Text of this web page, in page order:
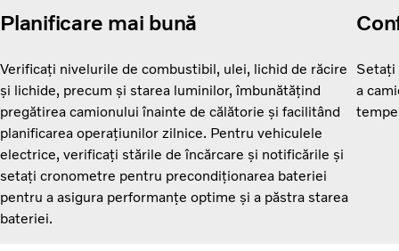
Planificare mai bună
Verificați nivelurile de combustibil, ulei, lichid de răcire
și lichide, precum și starea luminilor, îmbunătățind
pregătirea camionului înainte de călătorie și facilitând
planificarea operațiunilor zilnice. Pentru vehiculele
electrice, verificați stările de încărcare și notificările și
setați cronometre pentru precondiționarea bateriei
pentru a asigura performanțe optime și a păstra starea
bateriei.
Setați
a